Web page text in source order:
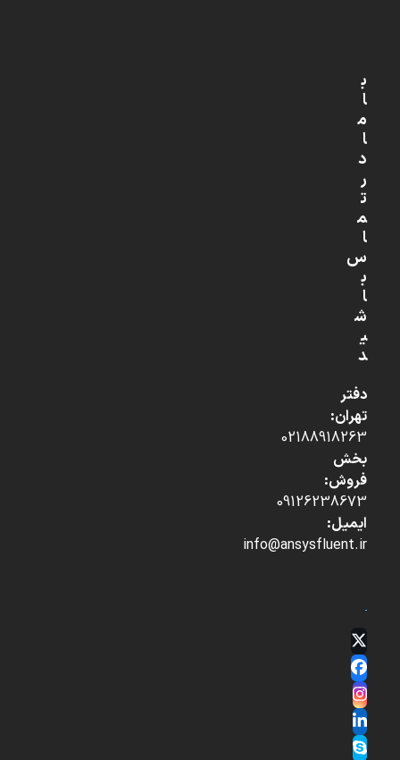
ب
ا
م
ا
د
ر
ت
م
ا
س
ب
ا
ش
ی
د
دفتر
تهران:
02188918263
بخش
فروش:
09126238673
ایمیل:
info@ansysfluent.ir
Twitter
(deprecated)
Facebook
Instagram
LinkedIn
Skype